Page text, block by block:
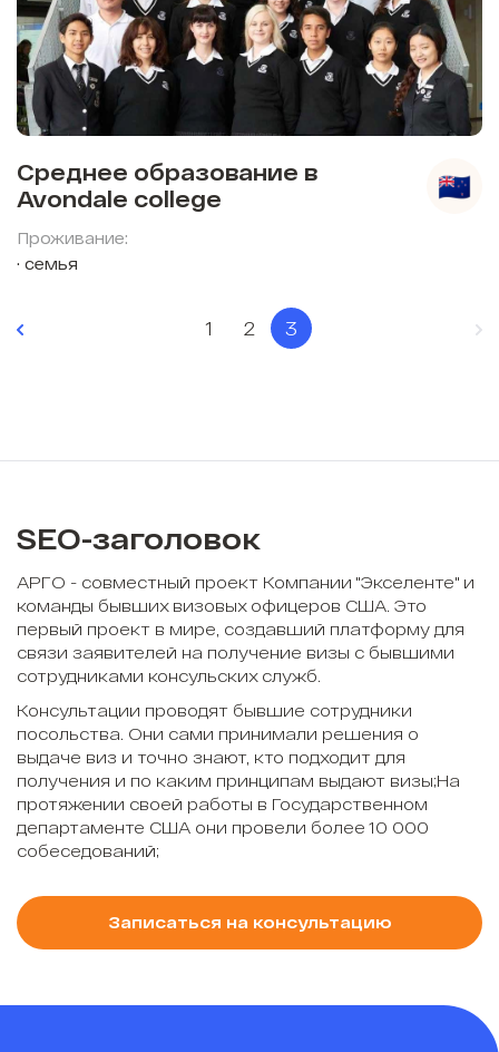
Среднее образование в
Avondale college
Проживание:
семья
1 2 3
SEO-заголовок
АРГО - совместный проект Компании "Экселенте" и
команды бывших визовых офицеров США. Это
первый проект в мире, создавший платформу для
связи заявителей на получение визы с бывшими
сотрудниками консульских служб.
Консультации проводят бывшие сотрудники
посольства. Они сами принимали решения о
выдаче виз и точно знают, кто подходит для
получения и по каким принципам выдают визы;На
протяжении своей работы в Государственном
департаменте США они провели более 10 000
собеседований;
Записаться на консультацию